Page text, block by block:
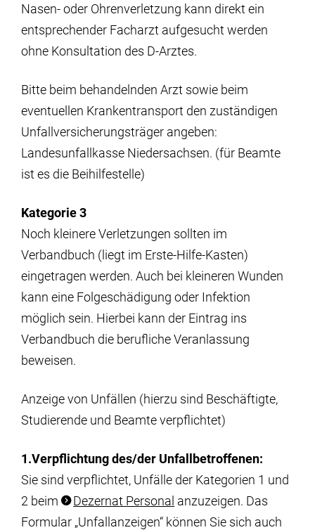
Nasen- oder Ohrenverletzung kann direkt ein
entsprechender Facharzt aufgesucht werden
ohne Konsultation des D-Arztes.
Bitte beim behandelnden Arzt sowie beim
eventuellen Krankentransport den zuständigen
Unfallversicherungsträger angeben:
Landesunfallkasse Niedersachsen. (für Beamte
ist es die Beihilfestelle)
Kategorie 3
Noch kleinere Verletzungen sollten im
Verbandbuch (liegt im Erste-Hilfe-Kasten)
eingetragen werden. Auch bei kleineren Wunden
kann eine Folgeschädigung oder Infektion
möglich sein. Hierbei kann der Eintrag ins
Verbandbuch die berufliche Veranlassung
beweisen.
Anzeige von Unfällen (hierzu sind Beschäftigte,
Studierende und Beamte verpflichtet)
1.Verpflichtung des/der Unfallbetroffenen:
Sie sind verpflichtet, Unfälle der Kategorien 1 und
2 beim
Dezernat Personal anzuzeigen. Das
Formular „Unfallanzeigen“ können Sie sich auch